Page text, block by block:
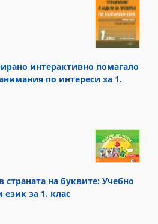
интерактивно помагало
по интереси за 1.
на буквите: Учебно
език за 1. клас